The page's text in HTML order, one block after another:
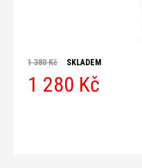
1 380 Kč SKLADEM
1 280 Kč